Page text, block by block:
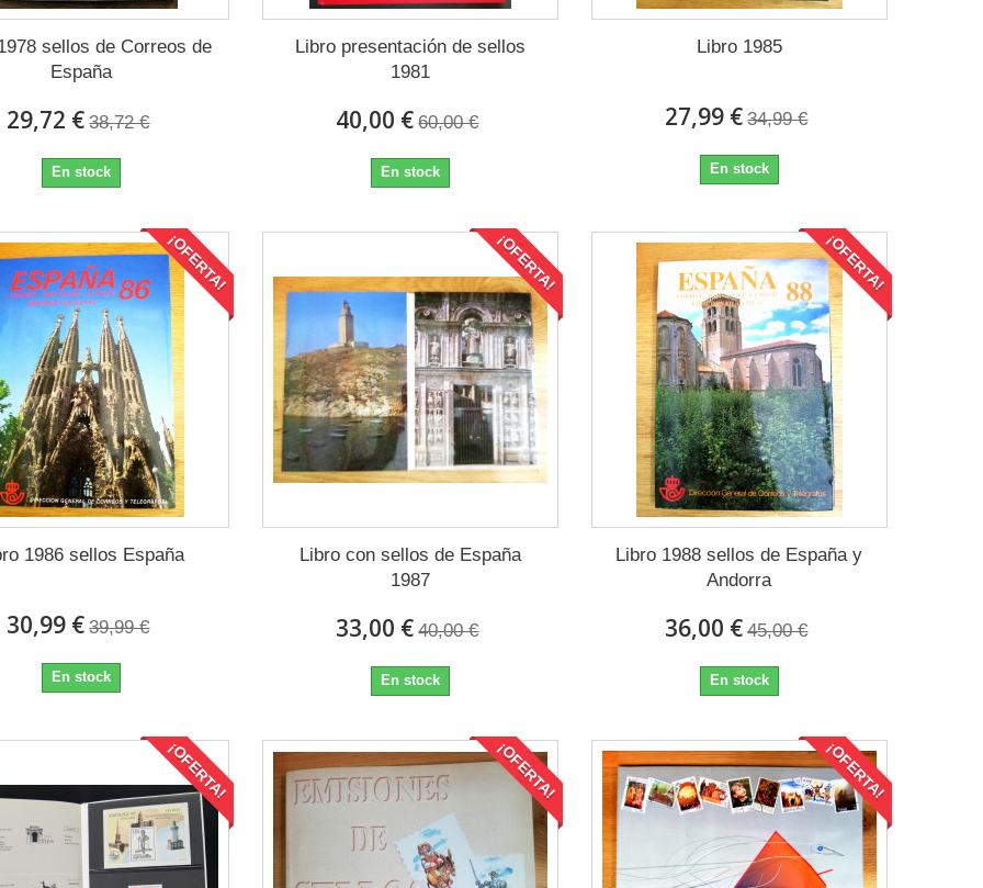
sellos de Correos de
España
29,72 € 38,72 €
En stock
Libro presentación de sellos
1981
40,00 € 60,00 €
En stock
Libro 1985
27,99 € 34,99 €
En stock
¡OFERTA!
1986 sellos España
30,99 € 39,99 €
En stock
¡OFERTA!
Libro con sellos de España
1987
33,00 € 40,00 €
En stock
¡OFERTA!
Libro 1988 sellos de España y
Andorra
36,00 € 45,00 €
En stock
¡OFERTA! ¡OFERTA! ¡OFERTA!